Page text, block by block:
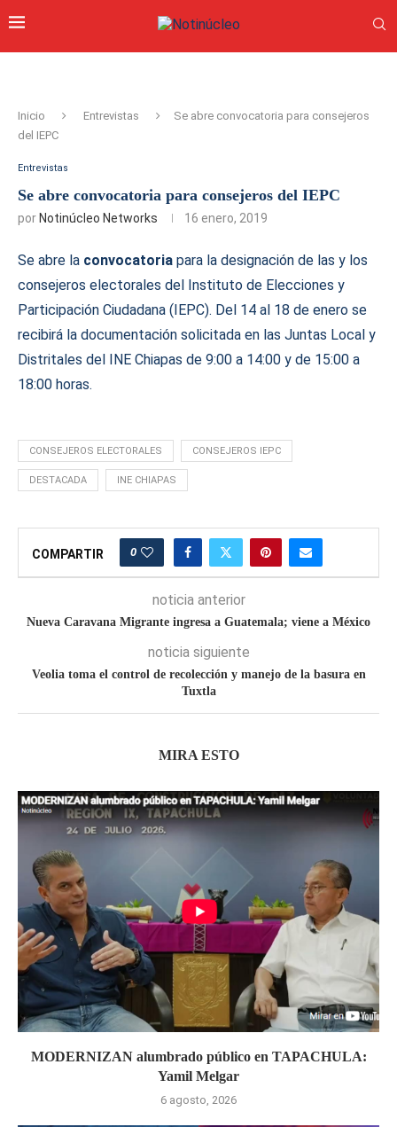
Inicio Entrevistas
Se abre convocatoria para consejeros
del IEPC
Entrevistas
Se abre convocatoria para consejeros del IEPC
por Notinúcleo Networks 16 enero, 2019
Se abre la convocatoria para la designación de las y los
consejeros electorales del Instituto de Elecciones y
Participación Ciudadana (IEPC). Del 14 al 18 de enero se
recibirá la documentación solicitada en las Juntas Local y
Distritales del INE Chiapas de 9:00 a 14:00 y de 15:00 a
18:00 horas.
CONSEJEROS ELECTORALES CONSEJEROS IEPC
DESTACADA INE CHIAPAS
COMPARTIR 0
noticia anterior
Nueva Caravana Migrante ingresa a Guatemala; viene a México
noticia siguiente
Veolia toma el control de recolección y manejo de la basura en
Tuxtla
MIRA ESTO
MODERNIZAN alumbrado público en TAPACHULA:
Yamil Melgar
6 agosto, 2026